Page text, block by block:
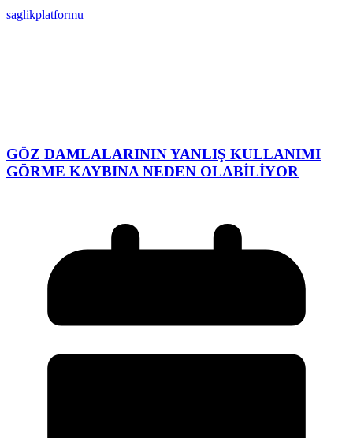
saglikplatformu
GÖZ DAMLALARININ YANLIŞ KULLANIMI
GÖRME KAYBINA NEDEN OLABİLİYOR